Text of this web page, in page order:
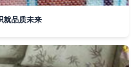
就品质未来